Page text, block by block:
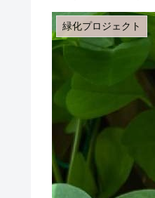
緑化プロジェクト